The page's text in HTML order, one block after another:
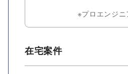
※プロエンジ
在宅案件